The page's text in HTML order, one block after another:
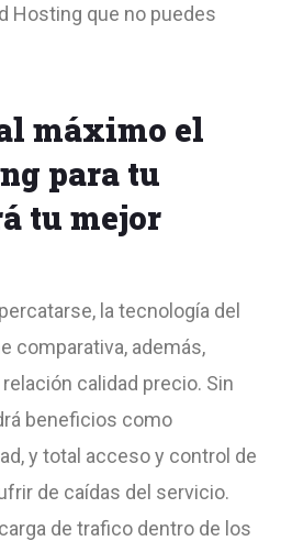
Hosting que no puedes
máximo el
para tu
tu mejor
la tecnología del
comparativa, además,
calidad precio. Sin
beneficios como
y total acceso y control de
de caídas del servicio.
de trafico dentro de los